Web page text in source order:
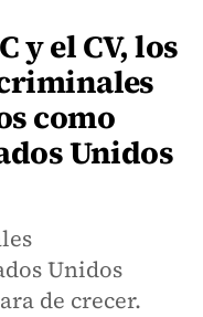
y el CV, los
como
Unidos
Unidos
de crecer.